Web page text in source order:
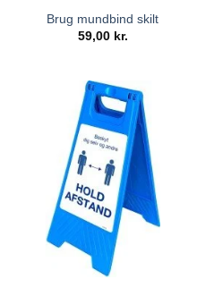
Brug mundbind skilt
59,00 kr.